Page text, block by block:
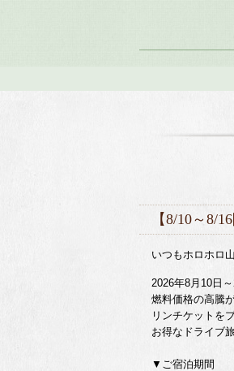
【8/10～8/
いつもホロホロ
2026年8月10日
燃料価格の高騰
リンチケットを
お得なドライブ
▼ご宿泊期間